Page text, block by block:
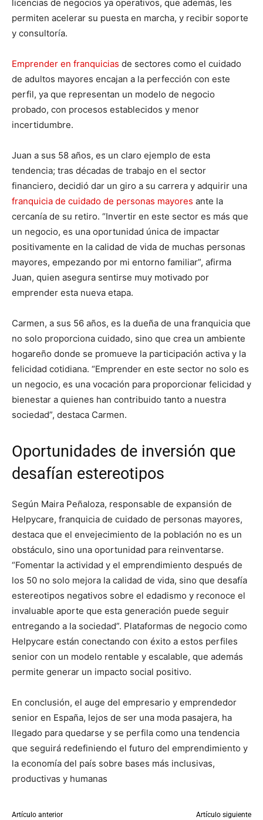
licencias de negocios ya operativos, que además, les
permiten acelerar su puesta en marcha, y recibir soporte
y consultoría.
Emprender en franquicias de sectores como el cuidado
de adultos mayores encajan a la perfección con este
perfil, ya que representan un modelo de negocio
probado, con procesos establecidos y menor
incertidumbre.
Juan a sus 58 años, es un claro ejemplo de esta
tendencia; tras décadas de trabajo en el sector
financiero, decidió dar un giro a su carrera y adquirir una
franquicia de cuidado de personas mayores ante la
cercanía de su retiro. “Invertir en este sector es más que
un negocio, es una oportunidad única de impactar
positivamente en la calidad de vida de muchas personas
mayores, empezando por mi entorno familiar”, afirma
Juan, quien asegura sentirse muy motivado por
emprender esta nueva etapa.
Carmen, a sus 56 años, es la dueña de una franquicia que
no solo proporciona cuidado, sino que crea un ambiente
hogareño donde se promueve la participación activa y la
felicidad cotidiana. “Emprender en este sector no solo es
un negocio, es una vocación para proporcionar felicidad y
bienestar a quienes han contribuido tanto a nuestra
sociedad”, destaca Carmen.
Oportunidades de inversión que
desafían estereotipos
Según Maira Peñaloza, responsable de expansión de
Helpycare, franquicia de cuidado de personas mayores,
destaca que el envejecimiento de la población no es un
obstáculo, sino una oportunidad para reinventarse.
“Fomentar la actividad y el emprendimiento después de
los 50 no solo mejora la calidad de vida, sino que desafía
estereotipos negativos sobre el edadismo y reconoce el
invaluable aporte que esta generación puede seguir
entregando a la sociedad”. Plataformas de negocio como
Helpycare están conectando con éxito a estos perfiles
senior con un modelo rentable y escalable, que además
permite generar un impacto social positivo.
En conclusión, el auge del empresario y emprendedor
senior en España, lejos de ser una moda pasajera, ha
llegado para quedarse y se perfila como una tendencia
que seguirá redefiniendo el futuro del emprendimiento y
la economía del país sobre bases más inclusivas,
productivas y humanas
Artículo anterior Artículo siguiente